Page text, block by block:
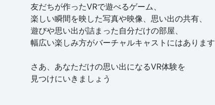
友だちが作ったVRで遊べるゲーム、
楽しい瞬間を映した写真や映像、思い出の共有、
遊びや思い出が詰まった自分だけの部屋、
幅広い楽しみ方がバーチャルキャストにはあります
さあ、あなただけの思い出になるVR体験を
見つけにいきましょう